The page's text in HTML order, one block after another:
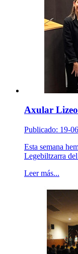
Axular
Publicado: 19-
Esta semana
Legebiltzarra
Leer más...